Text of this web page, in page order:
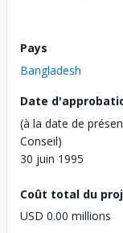
Pays
Bangladesh
Date
(à la date de
Conseil)
30 juin 1995
Coût total du
USD 0.00 millions